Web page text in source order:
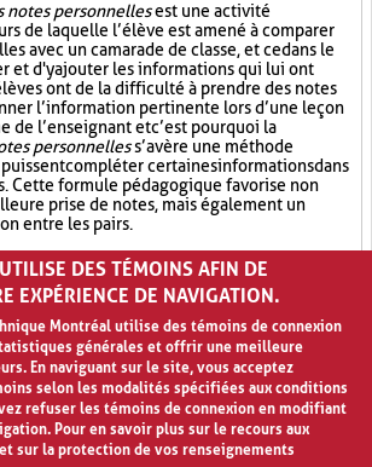
notes personnellesest une activité
de laquelle l’élève est amené à comparer
avec un camarade de classe, et ce dans le
et d'y ajouter les informations qui lui ont
ont de la difficulté à prendre des notes
l’information pertinente lors d’une leçon
de l’enseignant et c’est pourquoi la
personnelless’avère une méthode
compléter certaines informations dans
Cette formule pédagogique favorise non
prise de notes, mais également un
entre les pairs.
Synthèse (19) Analyse critique (12)
DES TÉMOINS AFIN DE
EXPÉRIENCE DE NAVIGATION.
Montréal utilise des témoins de connexion
générales et offrir une meilleure
En naviguant sur le site, vous acceptez
selon les modalités spécifiées aux conditions
refuser les témoins de connexion en modifiant
Pour en savoir plus sur le recours aux
sur la protection de vos renseignements